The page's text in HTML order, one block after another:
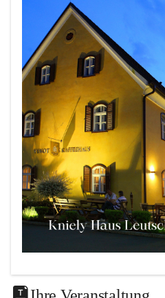
in unserem wunderschönen